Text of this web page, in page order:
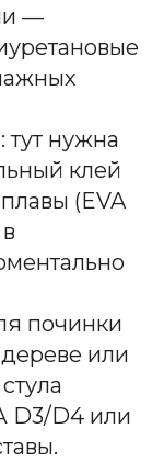
—
нужна
клей
(EVA
починки
или
D3/D4 или